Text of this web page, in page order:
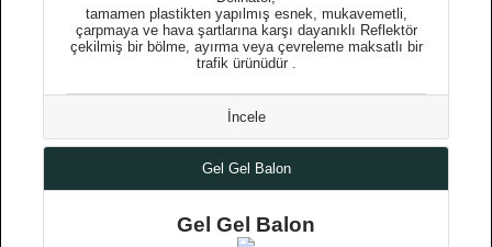
tamamen plastikten yapılmış esnek, mukavemetli,
çarpmaya ve hava şartlarına karşı dayanıklı Reflektör
çekilmiş bir bölme, ayırma veya çevreleme maksatlı bir
trafik ürünüdür .
İncele
Gel Gel Balon
Gel Gel Balon